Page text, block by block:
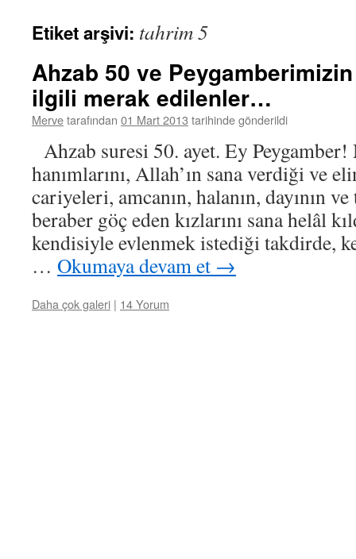
Etiket arşivi: tahrim 5
Ahzab 50 ve
ilgili merak edilenler…
Mervetarafından 01 Mart 2013 tarihinde gönderildi
Ahzab suresi 50. ayet. Ey
hanımlarını, Allah’ın sana verdiği ve
cariyeleri, amcanın, halanın, dayının
beraber göç eden kızlarını sana helâl
kendisiyle evlenmek istediği takdirde,
… Okumaya devam et →
Daha çok galeri | 14 Yorum